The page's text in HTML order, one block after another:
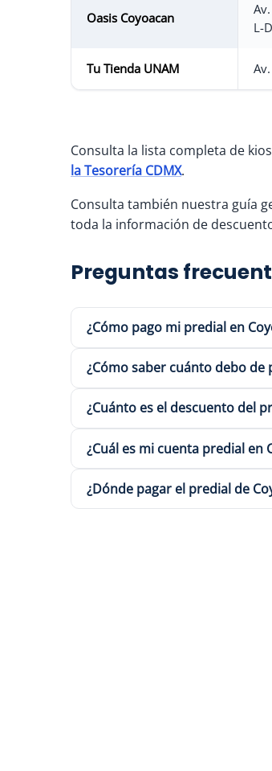
Oasis Coyoacan
L-
Tu Tienda UNAM
Consulta la lista completa de
la Tesorería CDMX.
Consulta también nuestra guía
toda la información de
Preguntas
¿Cómo pago mi predial en
¿Cómo saber cuánto debo de
¿Cuánto es el descuento del
¿Cuál es mi cuenta predial en
¿Dónde pagar el predial de